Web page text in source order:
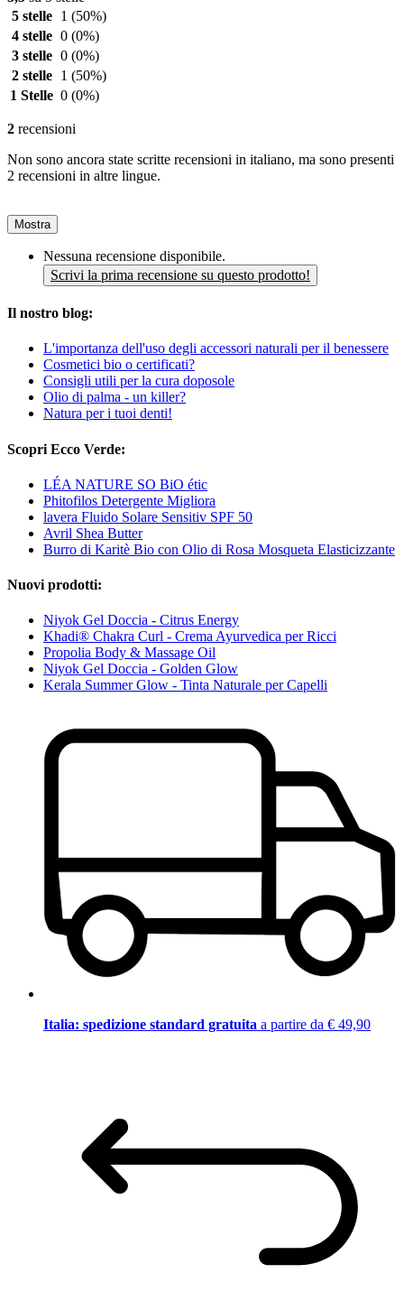
5 stelle
1 (50%)
4 stelle 0 (0%)
3 stelle 0 (0%)
2 stelle
1 (50%)
1 Stelle 0 (0%)
2 recensioni
Non sono ancora state scritte recensioni in italiano, ma sono presenti
2 recensioni in altre lingue.
Mostra
Nessuna recensione disponibile.
Scrivi la prima recensione su questo prodotto!
Il nostro blog:
L'importanza dell'uso degli accessori naturali per il benessere
Cosmetici bio o certificati?
Consigli utili per la cura doposole
Olio di palma - un killer?
Natura per i tuoi denti!
Scopri Ecco Verde:
LÉA NATURE SO BiO étic
Phitofilos Detergente Migliora
lavera Fluido Solare Sensitiv SPF 50
Avril Shea Butter
Burro di Karitè Bio con Olio di Rosa Mosqueta Elasticizzante
Nuovi prodotti:
Niyok Gel Doccia - Citrus Energy
Khadi® Chakra Curl - Crema Ayurvedica per Ricci
Propolia Body & Massage Oil
Niyok Gel Doccia - Golden Glow
Kerala Summer Glow - Tinta Naturale per Capelli
Italia: spedizione standard gratuita a partire da € 49,90